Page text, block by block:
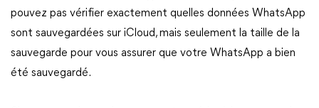
pouvez pas vérifier exactement quelles données WhatsApp
sont sauvegardées sur iCloud, mais seulement la taille de la
sauvegarde pour vous assurer que votre WhatsApp a bien
été sauvegardé.